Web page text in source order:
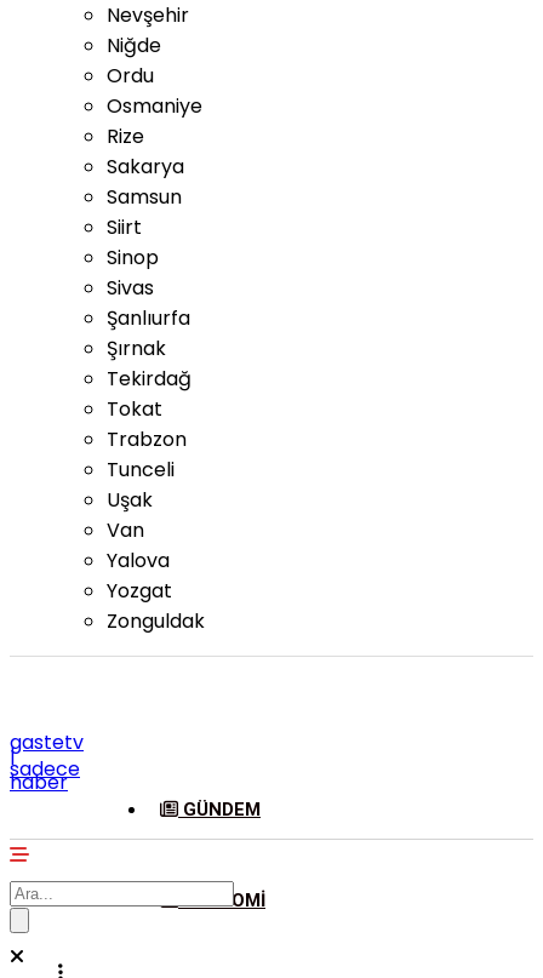
Nevşehir
Niğde
Ordu
Osmaniye
Rize
Sakarya
Samsun
Siirt
Sinop
Sivas
Şanlıurfa
Şırnak
Tekirdağ
Tokat
Trabzon
Tunceli
Uşak
Van
Yalova
Yozgat
Zonguldak
gastetv
|
sadece
haber
GÜNDEM
EKONOMI